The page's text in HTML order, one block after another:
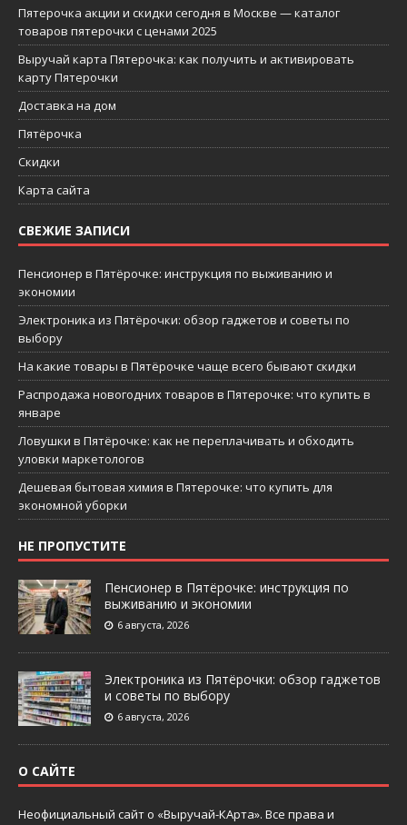
Пятерочка акции и скидки сегодня в Москве — каталог
товаров пятерочки с ценами 2025
Выручай карта Пятерочка: как получить и активировать
карту Пятерочки
Доставка на дом
Пятёрочка
Скидки
Карта сайта
СВЕЖИЕ ЗАПИСИ
Пенсионер в Пятёрочке: инструкция по выживанию и
экономии
Электроника из Пятёрочки: обзор гаджетов и советы по
выбору
На какие товары в Пятёрочке чаще всего бывают скидки
Распродажа новогодних товаров в Пятерочке: что купить в
январе
Ловушки в Пятёрочке: как не переплачивать и обходить
уловки маркетологов
Дешевая бытовая химия в Пятерочке: что купить для
экономной уборки
НЕ ПРОПУСТИТЕ
Пенсионер в Пятёрочке: инструкция по
выживанию и экономии
6 августа, 2026
Электроника из Пятёрочки: обзор гаджетов
и советы по выбору
6 августа, 2026
О САЙТЕ
Неофициальный сайт о «Выручай-КАрта». Все права и